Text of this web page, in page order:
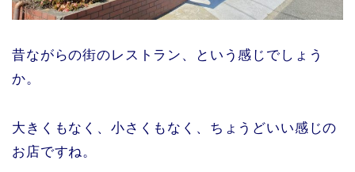
昔ながらの街のレストラン、という感じでしょう
か。
大きくもなく、小さくもなく、ちょうどいい感じの
お店ですね。